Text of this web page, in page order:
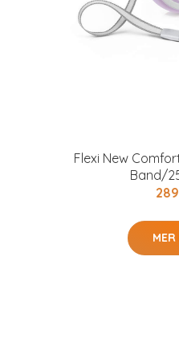
Flexi New
Band/